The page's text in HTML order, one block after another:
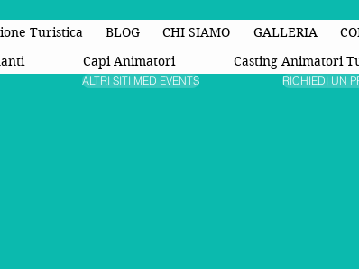
Turistica BLOG CHI SIAMO GALLERIA
Capi Animatori Casting Animatori
ALTRI SITI MED EVENTS RICHIEDI UN